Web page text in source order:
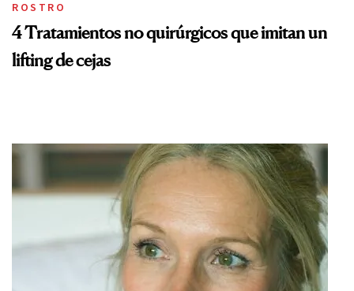
ROSTRO
4 Tratamientos no quirúrgicos que imitan un
lifting de cejas